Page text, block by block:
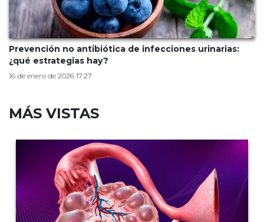
Prevención no antibiótica de infecciones urinarias:
¿qué estrategias hay?
16 de enero de 2026 17:27
MÁS VISTAS